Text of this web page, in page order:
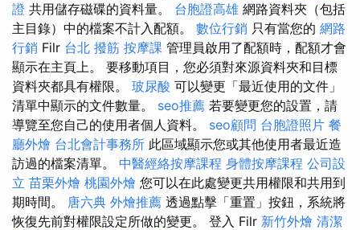
證 共用儲存磁碟的資料量。 台胞證高雄 網路資料夾（包括
主目錄）中的檔案不計入配額。 數位行銷 只有當您的 網路
行銷 Filr 台北 撥筋 按摩課 管理員啟用了配額時，配額才會
顯示在主頁上。 要移動項目，您必須對來源資料夾和目標
資料夾都具有權限。 玻尿酸 可以變更「最近使用的文件」
清單中顯示的文件數量。 seo推薦 若要變更您的設置，請
導覽至您自己的使用者個人資料。 seo顧問 台胞證照片 餐
廳外燴 台北會計事務所 此區域顯示您或其他使用者最近造
訪過的檔案清單。 中醫經絡按摩課程 身體按摩課程 公司設
立 苗栗外燴 桃園外燴 您可以在此處變更共用權限和共用到
期時間。 唐六典 外燴推薦 透過點擊「重置」按鈕，系統將
恢復先前對權限設定所做的變更。 登入 Filr 新竹外燴 清潔